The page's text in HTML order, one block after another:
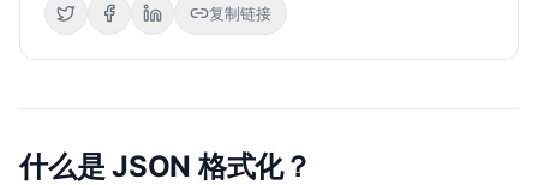
复制链接
什么是 JSON 格式化？